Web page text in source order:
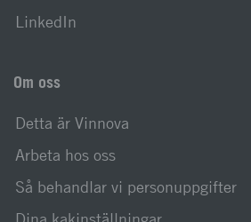
LinkedIn
Om oss
Detta är Vinnova
Arbeta hos oss
Så behandlar vi personuppgifter